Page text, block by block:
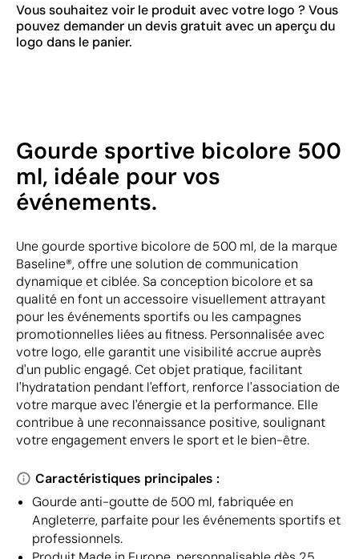
Vous souhaitez voir le produit avec votre logo ? Vous
pouvez demander un devis gratuit avec un aperçu du
logo dans le panier.
Gourde sportive bicolore 500
ml, idéale pour vos
événements.
Une gourde sportive bicolore de 500 ml, de la marque
Baseline®, offre une solution de communication
dynamique et ciblée. Sa conception bicolore et sa
qualité en font un accessoire visuellement attrayant
pour les événements sportifs ou les campagnes
promotionnelles liées au fitness. Personnalisée avec
votre logo, elle garantit une visibilité accrue auprès
d'un public engagé. Cet objet pratique, facilitant
l'hydratation pendant l'effort, renforce l'association de
votre marque avec l'énergie et la performance. Elle
contribue à une reconnaissance positive, soulignant
votre engagement envers le sport et le bien-être.
Caractéristiques principales :
Gourde anti-goutte de 500 ml, fabriquée en
Angleterre, parfaite pour les événements sportifs et
professionnels.